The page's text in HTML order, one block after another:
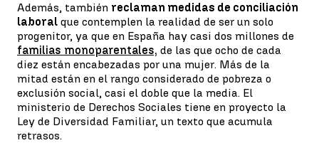
Además, también reclaman medidas de conciliación
laboral que contemplen la realidad de ser un solo
progenitor, ya que en España hay casi dos millones de
familias monoparentales, de las que ocho de cada
diez están encabezadas por una mujer. Más de la
mitad están en el rango considerado de pobreza o
exclusión social, casi el doble que la media. El
ministerio de Derechos Sociales tiene en proyecto la
Ley de Diversidad Familiar, un texto que acumula
retrasos.